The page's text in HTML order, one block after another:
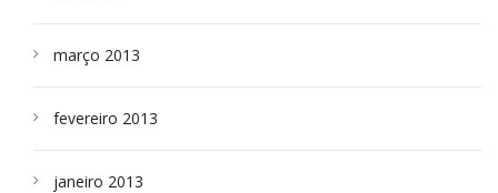
março 2013
fevereiro 2013
janeiro 2013